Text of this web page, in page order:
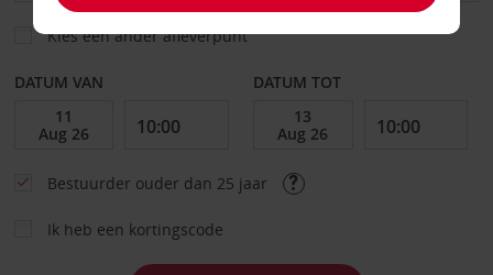
Kies een ander afleverpunt
DATUM VAN DATUM TOT
Bestuurder ouder dan 25 jaar
Ik heb een kortingscode